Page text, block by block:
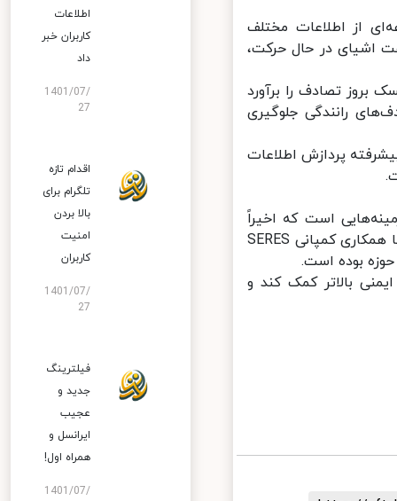
از اطلاعات مختلف
اشیای در حال حرکت،
بروز تصادف را برآورد
رانندگی جلوگیری
پردازش اطلاعات
است که اخیراً
هواوی تمرکز خاصی بر روی آن داشته است. تولید خودروی برقی و هوشمند با همکاری کمپانی SERES
بوده است.
بالاتر کمک کند و
اطلاعات
کاربران خبر
داد
1401/07/
27
اقدام تازه
تلگرام برای
بالا بردن
امنیت
کاربران
1401/07/
27
فیلترینگ
جدید و
عجیب
ایرانسل و
همراه اول!
1401/07/